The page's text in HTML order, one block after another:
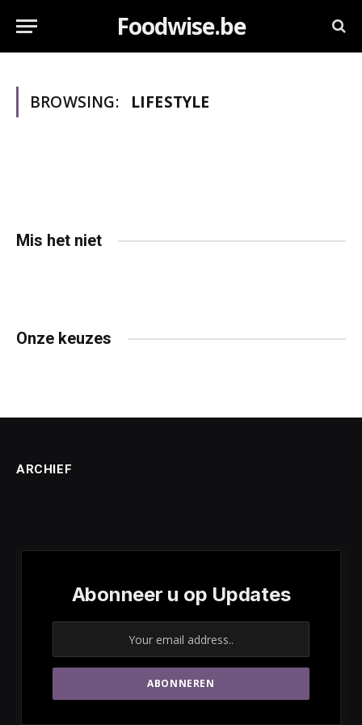
Foodwise.be
BROWSING: LIFESTYLE
Mis het niet
Onze keuzes
ARCHIEF
Abonneer u op Updates